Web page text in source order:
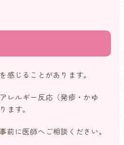
感じることがあります。
レルギー反応（発疹・かゆ
ます。
前に医師へご相談ください。